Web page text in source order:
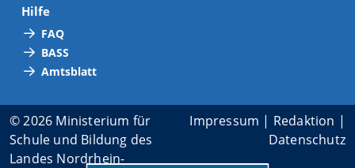
Hilfe
FAQ
BASS
Amtsblatt
© 2026 Ministerium für
Schule und Bildung des
Landes Nordrhein-
Impressum | Redaktion |
Datenschutz